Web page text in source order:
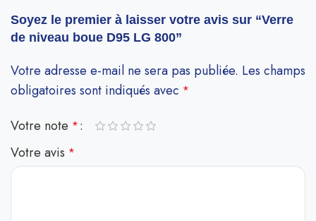
Soyez le premier à laisser votre avis sur “Verre
de niveau boue D95 LG 800”
Votre adresse e-mail ne sera pas publiée. Les champs
obligatoires sont indiqués avec *
Votre note *
Votre avis *